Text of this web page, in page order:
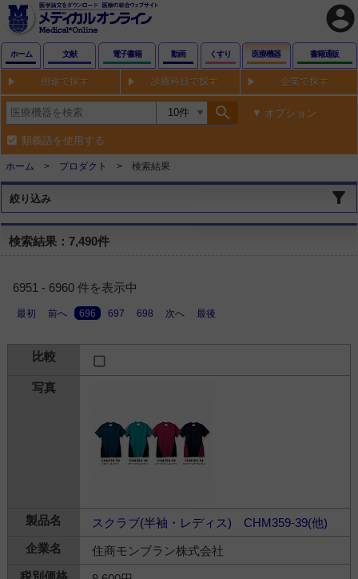
account_circle
ホーム 文献 電子書籍 動画 くすり 医療機器 書籍通販
用途で探す 診療科目で探す 企業で探す
search オプション
類義語を使用する
ホーム プロダクト 検索結果
絞り込み
検索結果：7,490件
6951 - 6960 件を表示中
最初 前へ 696 697 698 次へ 最後
スクラブ(半袖・レディス) CHM359-39(他)
住商モンブラン株式会社